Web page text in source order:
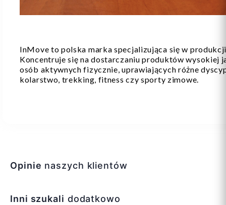
InMove to polska marka specjalizująca się w
Koncentruje się na dostarczaniu produktów wysokiej
osób aktywnych fizycznie, uprawiających różne
kolarstwo, trekking, fitness czy sporty zimowe.
Opinie naszych klientów
Inni szukali dodatkowo